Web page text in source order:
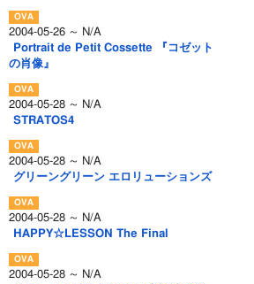
2004-05-26 ～ N/A
Portrait de Petit Cossette 『コゼット
の肖像』
2004-05-28 ～ N/A
STRATOS4
2004-05-28 ～ N/A
グリーングリーン エロリューションズ
2004-05-28 ～ N/A
HAPPY☆LESSON The Final
2004-05-28 ～ N/A